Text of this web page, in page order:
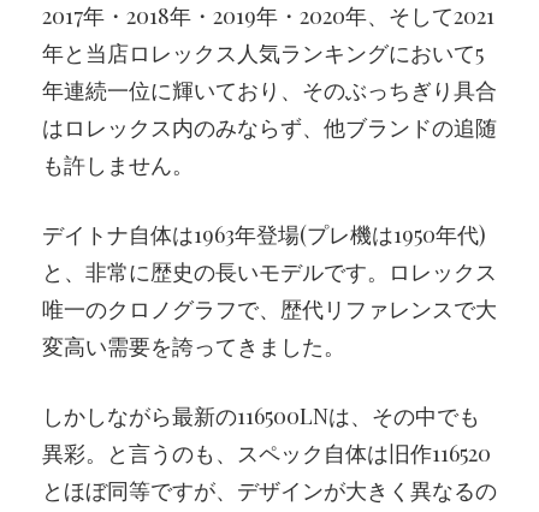
2017年・2018年・2019年・2020年、そして2021
年と当店ロレックス人気ランキングにおいて5
年連続一位に輝いており、そのぶっちぎり具合
はロレックス内のみならず、他ブランドの追随
も許しません。
デイトナ自体は1963年登場(プレ機は1950年代)
と、非常に歴史の長いモデルです。ロレックス
唯一のクロノグラフで、歴代リファレンスで大
変高い需要を誇ってきました。
しかしながら最新の116500LNは、その中でも
異彩。と言うのも、スペック自体は旧作116520
とほぼ同等ですが、デザインが大きく異なるの